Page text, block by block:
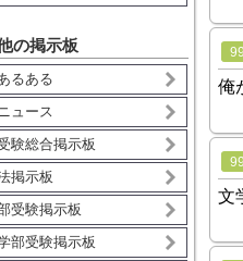
の掲示板
るある
ュース
験総合掲示板
掲示板
受験掲示板
部受験掲示板
俺
文